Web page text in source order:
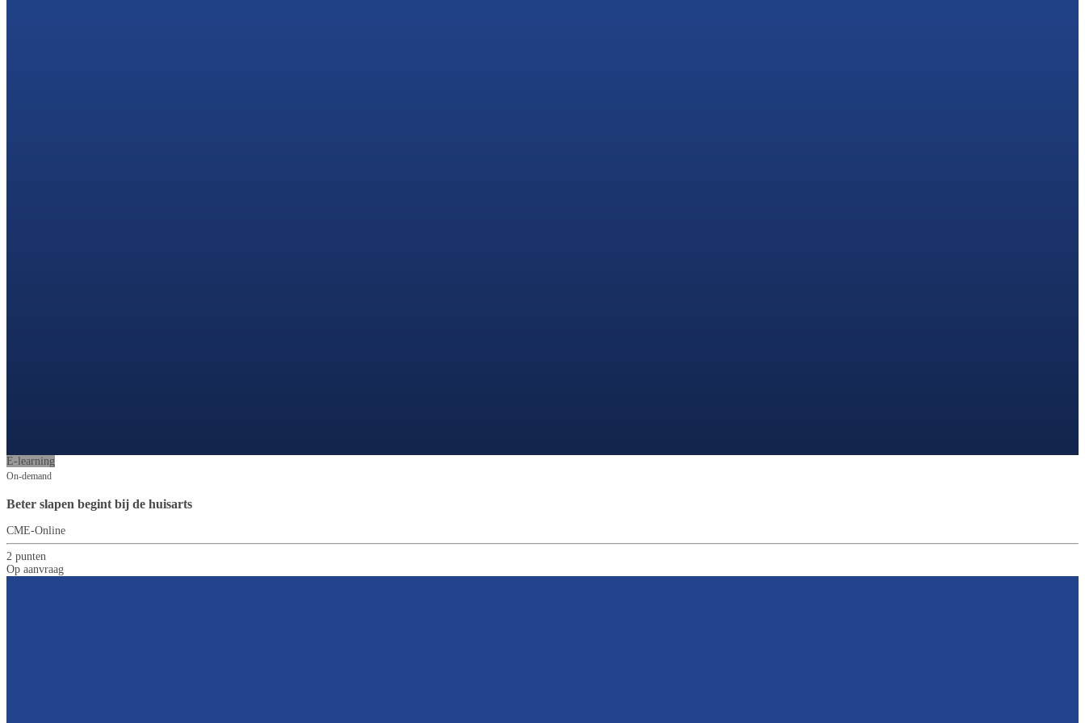
E-learning
On-demand
Beter slapen begint bij de huisarts
CME-Online
2 punten
Op aanvraag